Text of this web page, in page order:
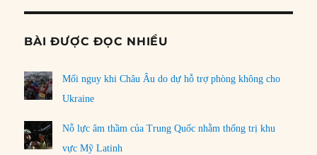
BÀI ĐƯỢC ĐỌC NHIỀU
Mối nguy khi Châu Âu do dự hỗ trợ phòng không cho
Ukraine
Nỗ lực âm thầm của Trung Quốc nhằm thống trị khu
vực Mỹ Latinh